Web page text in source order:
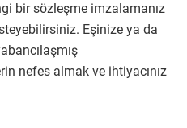
bir sözleşme imzalamanız
Eşinize ya da
nefes almak ve ihtiyacınız